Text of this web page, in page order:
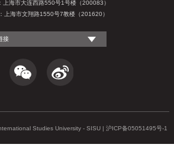
上海市大连西路550号1号楼（200083）
上海市文翔路1550号7教楼（201620）
接
Studies University - SISU | 沪ICP备05051495号-1